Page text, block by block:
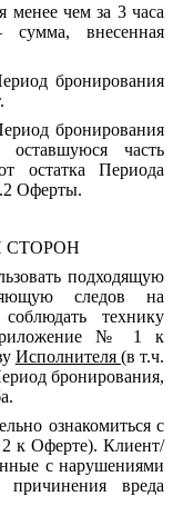
менее чем за 3 часа
внесенная
бронирования
бронирования
оставшуюся часть
остатка Периода
Оферты.
СТОРОН
подходящую
следов на
технику
№ 1 к
Исполнителя (в т.ч.
бронирования,
ознакомиться с
к Оферте). Клиент/
с нарушениями
причинения вреда